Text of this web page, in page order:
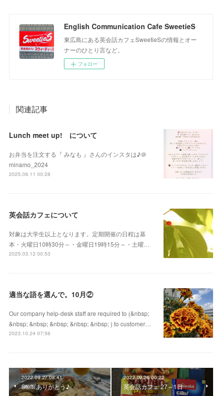
English Communication Cafe SweetieS
東広島にある英会話カフェSweetieSの情報とオー
ナーのひとり言など。
フォロー
関連記事
Lunch meet up! について
お弁当を注文する『 みなも 』さんのインスタは♪＠
minamo_2024
2025.06.11 00:28
英会話カフェについて
対象は大学生以上となります。定期開催の日程は基
本・火曜日10時30分～・金曜日19時15分～・土曜…
2025.03.12 00:53
適当な語を選んで。10月②
Our company help-desk staff are required to (&nbsp;
&nbsp; &nbsp; &nbsp; &nbsp; &nbsp; ) to customer…
2023.10.24 07:56
2022.09.27 08:41
Steffi ありがとう♪
2022.09.26 00:22
英会話カフェ 27～1日